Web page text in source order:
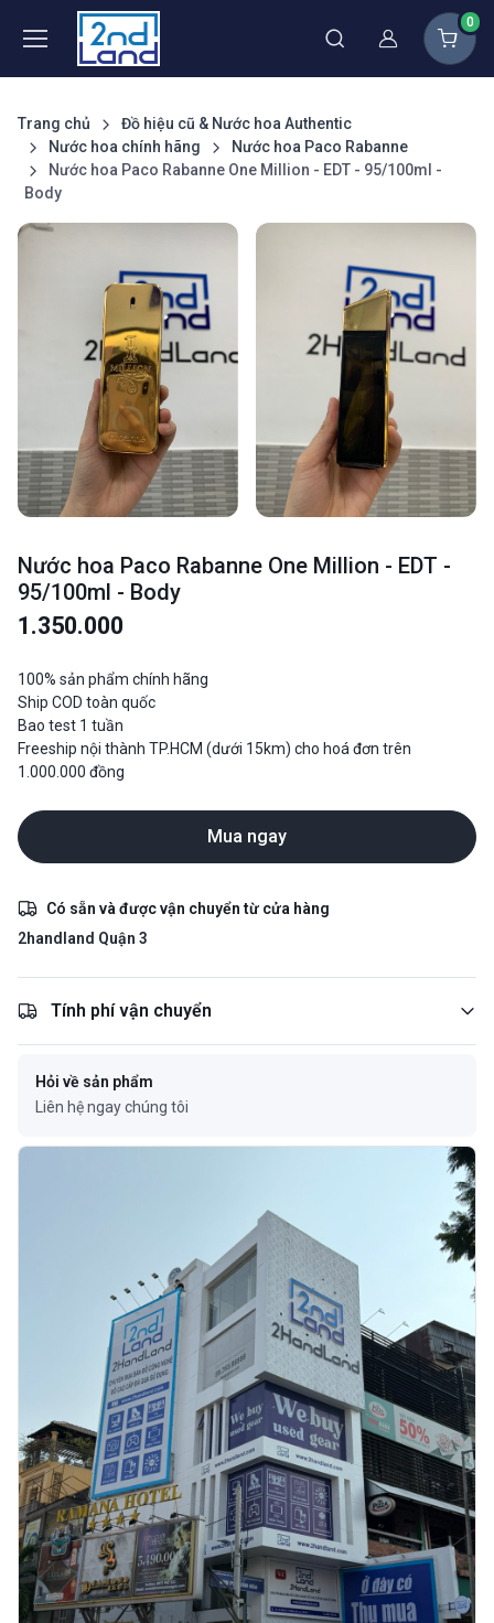
Thành viên
0
Trang chủ
Đồ hiệu cũ & Nước hoa Authentic
Nước hoa chính hãng
Nước hoa Paco Rabanne
Nước hoa Paco Rabanne One Million - EDT - 95/100ml -
Body
Nước hoa Paco Rabanne One Million - EDT -
95/100ml - Body
1.350.000
100% sản phẩm chính hãng
Ship COD toàn quốc
Bao test 1 tuần
Freeship nội thành TP.HCM (dưới 15km) cho hoá đơn trên
1.000.000 đồng
Mua ngay
Có sẵn và được vận chuyển từ cửa hàng
2handland Quận 3
Tính phí vận chuyển
Hỏi về sản phẩm
Liên hệ ngay chúng tôi